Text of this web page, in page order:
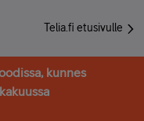
Telia.fi etusivulle
kunnes